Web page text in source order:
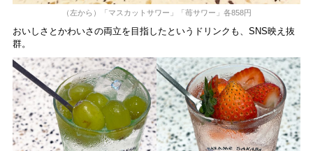
（左から）「マスカットサワー」「苺サワー」各858円
おいしさとかわいさの両立を目指したというドリンクも、SNS映え抜
群。